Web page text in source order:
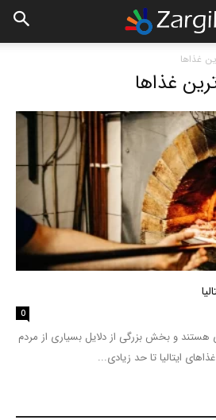
غذاها
غذاها
0
هستند و بخش بزرگی از دلایل بسیاری از مردم
ایتالیا تا حد زیادی...